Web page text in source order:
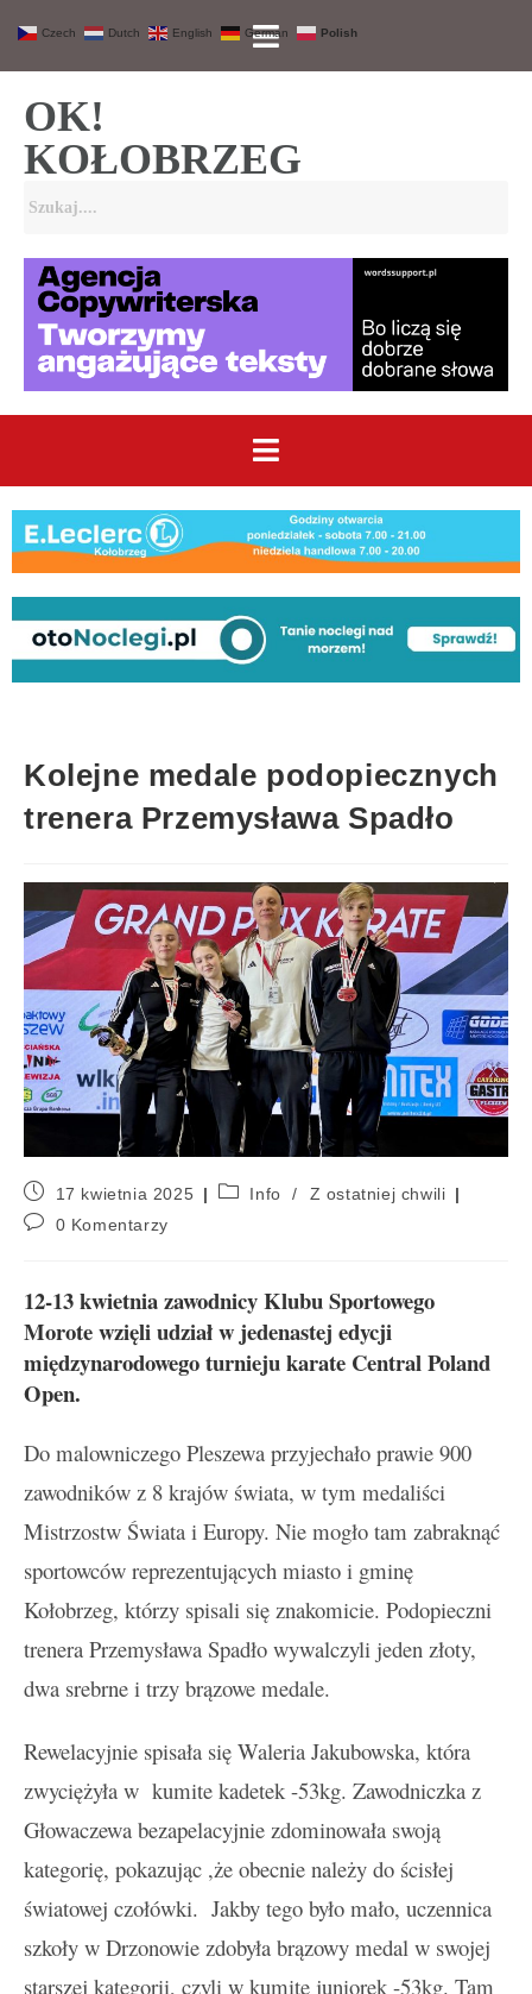
OK!
KOŁOBRZEG
Kolejne medale podopiecznych
trenera Przemysława Spadło
17 kwietnia 2025 Info /
Z ostatniej chwili
0 Komentarzy
12-13 kwietnia zawodnicy Klubu Sportowego
Morote wzięli udział w jedenastej edycji
międzynarodowego turnieju karate Central Poland
Open.
Do malowniczego Pleszewa przyjechało prawie 900
zawodników z 8 krajów świata, w tym medaliści
Mistrzostw Świata i Europy. Nie mogło tam zabraknąć
sportowców reprezentujących miasto i gminę
Kołobrzeg, którzy spisali się znakomicie. Podopieczni
trenera Przemysława Spadło wywalczyli jeden złoty,
dwa srebrne i trzy brązowe medale.
Rewelacyjnie spisała się Waleria Jakubowska, która
zwyciężyła w kumite kadetek -53kg. Zawodniczka z
Głowaczewa bezapelacyjnie zdominowała swoją
kategorię, pokazując ,że obecnie należy do ścisłej
światowej czołówki. Jakby tego było mało, uczennica
szkoły w Drzonowie zdobyła brązowy medal w swojej
starszej kategorii, czyli w kumite juniorek -53kg. Tam
Czech Dutch English German Polish